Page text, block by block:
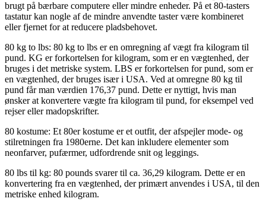
brugt på bærbare computere eller mindre enheder. På et 80-tasters
tastatur kan nogle af de mindre anvendte taster være kombineret
eller fjernet for at reducere pladsbehovet.
80 kg to lbs: 80 kg to lbs er en omregning af vægt fra kilogram til
pund. KG er forkortelsen for kilogram, som er en vægtenhed, der
bruges i det metriske system. LBS er forkortelsen for pund, som er
en vægtenhed, der bruges især i USA. Ved at omregne 80 kg til
pund får man værdien 176,37 pund. Dette er nyttigt, hvis man
ønsker at konvertere vægte fra kilogram til pund, for eksempel ved
rejser eller madopskrifter.
80 kostume: Et 80er kostume er et outfit, der afspejler mode- og
stilretningen fra 1980erne. Det kan inkludere elementer som
neonfarver, pufærmer, udfordrende snit og leggings.
80 lbs til kg: 80 pounds svarer til ca. 36,29 kilogram. Dette er en
konvertering fra en vægtenhed, der primært anvendes i USA, til den
metriske enhed kilogram.